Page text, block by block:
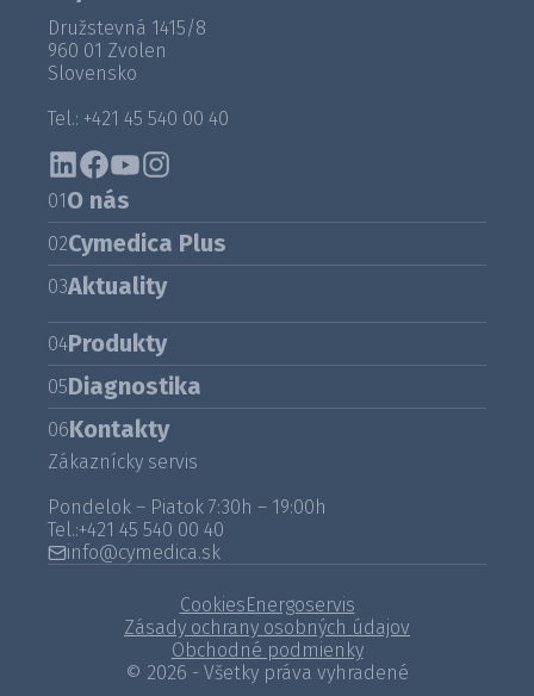
Družstevná 1415/8
960 01 Zvolen
Slovensko
Tel.: +421 45 540 00 40
01O nás
02Cymedica Plus
03Aktuality
04Produkty
05Diagnostika
06Kontakty
Zákaznícky servis
Pondelok – Piatok 7:30h – 19:00h
Tel.:+421 45 540 00 40
info@cymedica.sk
© 2026 - Všetky práva vyhradené
CookiesEnergoservis
Zásady ochrany osobných údajov
Obchodné podmienky